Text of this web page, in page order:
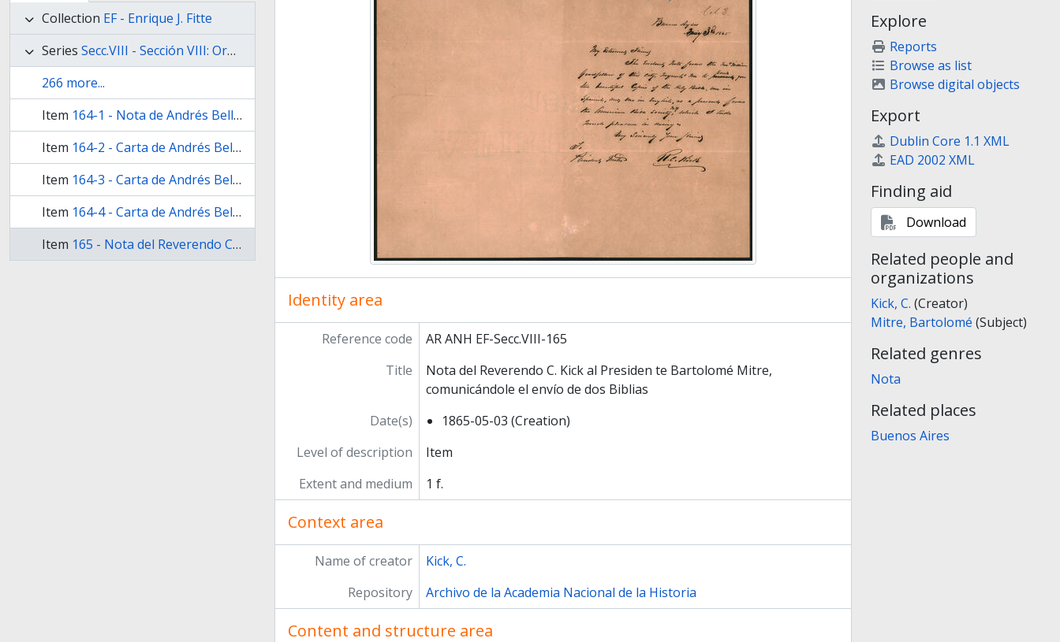
Collection EF - Enrique J. Fitte
Series Secc.VIII - Sección VIII: Organización Nacional
266 more...
Item 164-1 - Nota de Andrés Bello al miembro co­ rresponsal de la Facultad de Humanidades, Juan María Gu­ tiérrez,
Item 164-2 - Carta de Andrés Bello, a Juan María Gutiérrez
Item 164-3 - Carta de Andrés Bello, a Juan María Gutiérrez
Item 164-4 - Carta de Andrés Bello, a Pedro Agote
Item 165 - Nota del Reverendo C. Kick al Presiden­ te Bartolomé Mitre, comunicándole el envío de dos Biblias
Identity area
Reference code
AR ANH EF-Secc.VIII-165
Title
Nota del Reverendo C. Kick al Presiden­ te Bartolomé Mitre,
comunicándole el envío de dos Biblias
Date(s)
1865-05-03 (Creation)
Level of description
Item
Extent and medium
1 f.
Context area
Name of creator
Kick, C.
Repository
Archivo de la Academia Nacional de la Historia
Content and structure area
Explore
Reports
Browse as list
Browse digital objects
Export
Dublin Core 1.1 XML
EAD 2002 XML
Finding aid
Download
Related people and
organizations
Kick, C. (Creator)
Mitre, Bartolomé (Subject)
Related genres
Nota
Related places
Buenos Aires